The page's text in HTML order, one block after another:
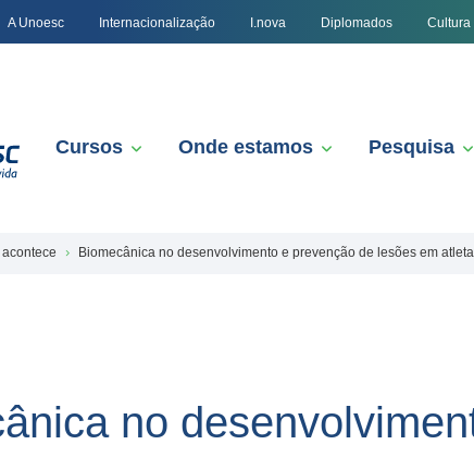
A Unoesc Internacionalização I.nova Diplomados Cultura
Cursos Onde estamos Pesquisa
Biomecânica no desenvolvimento e prevenção de lesões em
no